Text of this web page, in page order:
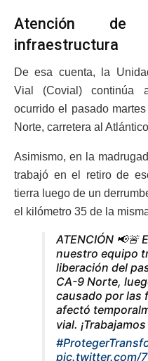
Atención de
infraestructura
De esa cuenta, la
Vial (Covial) continúa
ocurrido el pasado
Norte, carretera al
Asimismo, en la
trabajó en el retiro de
tierra luego de un
el kilómetro 35 de la
ATENCIÓN 📢🚨
nuestro equipo
liberación del
CA-9 Norte,
causado por las
afectó
vial.
pic.twitter.com/